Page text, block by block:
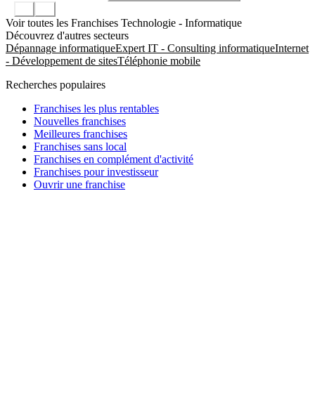
Voir toutes les Franchises Technologie - Informatique
Découvrez d'autres secteurs
Dépannage informatiqueExpert IT - Consulting informatiqueInternet
- Développement de sitesTéléphonie mobile
Recherches populaires
Franchises les plus rentables
Nouvelles franchises
Meilleures franchises
Franchises sans local
Franchises en complément d'activité
Franchises pour investisseur
Ouvrir une franchise